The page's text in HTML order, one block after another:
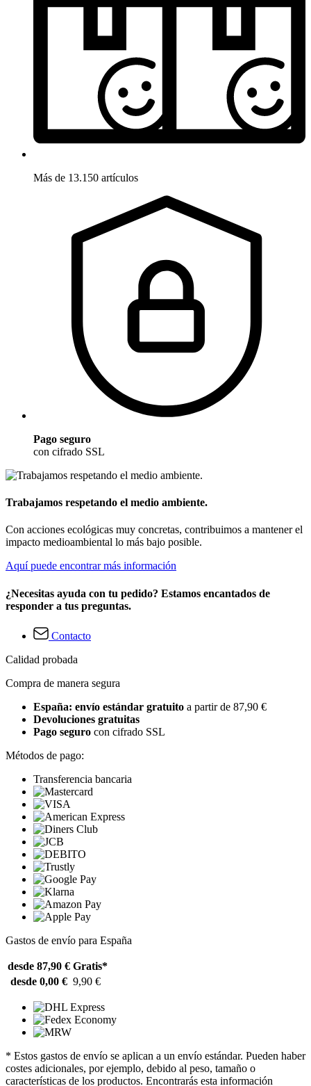
Más de 13.150 artículos
Pago seguro
con cifrado SSL
Trabajamos respetando el medio ambiente.
Con acciones ecológicas muy concretas, contribuimos a mantener el
impacto medioambiental lo más bajo posible.
Aquí puede encontrar más información
¿Necesitas ayuda con tu pedido? Estamos encantados de
responder a tus preguntas.
Contacto
Calidad probada
Compra de manera segura
España: envío estándar gratuito a partir de 87,90 €
Devoluciones gratuitas
Pago seguro con cifrado SSL
Métodos de pago:
Transferencia bancaria
Gastos de envío para España
desde 87,90 € Gratis*
desde 0,00 € 9,90 €
* Estos gastos de envío se aplican a un envío estándar. Pueden haber
costes adicionales, por ejemplo, debido al peso, tamaño o
características de los productos. Encontrarás esta información